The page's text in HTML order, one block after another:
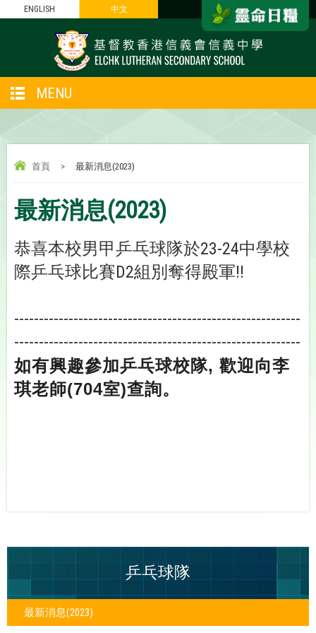
ENGLISH 中文
MENU
首頁 > 最新消息(2023)
最新消息(2023)
恭喜本校男甲乒乓球隊於23-24中學校
際乒乓球比賽D2組別奪得殿軍!!
----------------------------------------------------------
----------------------------------------------------------
如有興趣參加乒乓球校隊, 歡迎向李
琪老師(704室)查詢。
乒乓球隊
最新消息(2023)